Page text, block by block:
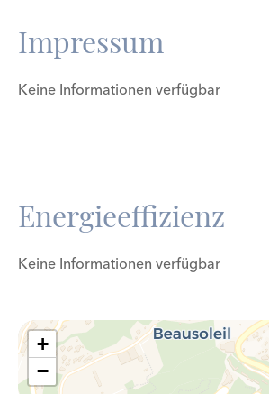
Impressum
Keine Informationen verfügbar
Energieeffizienz
Keine Informationen verfügbar
+
−